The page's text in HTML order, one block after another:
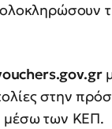
στην
μέσω των ΚΕΠ.